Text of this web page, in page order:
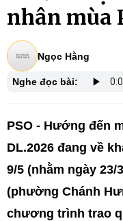
nhân mùa
Ngọc Hằng
Nghe đọc bài:
PSO - Hướng đến
DL.2026 đang về
9/5 (nhằm ngày 23/
(phường Chánh
chương trình trao